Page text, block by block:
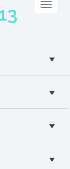
Menu